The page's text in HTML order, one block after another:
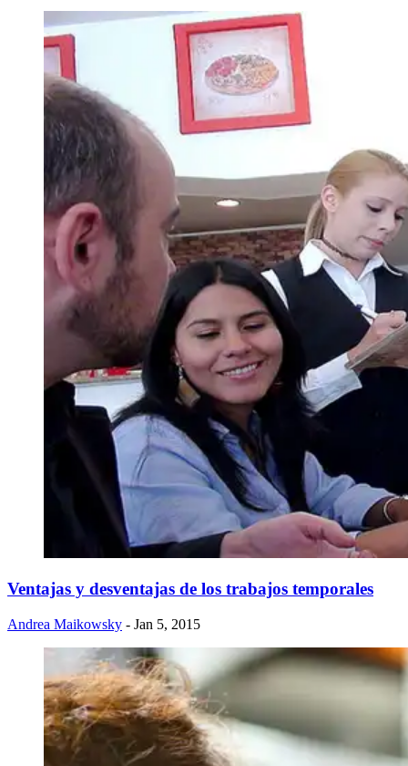
Ventajas y desventajas de los trabajos temporales
Andrea Maikowsky - Jan 5, 2015